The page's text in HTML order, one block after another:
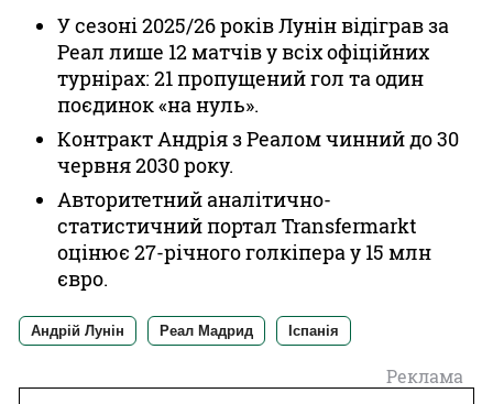
У сезоні 2025/26 років Лунін відіграв за
Реал лише 12 матчів у всіх офіційних
турнірах: 21 пропущений гол та один
поєдинок «на нуль».
Контракт Андрія з Реалом чинний до 30
червня 2030 року.
Авторитетний аналітично-
статистичний портал Transfermarkt
оцінює 27-річного голкіпера у 15 млн
євро.
Андрій Лунін Реал Мадрид Іспанія
Реклама